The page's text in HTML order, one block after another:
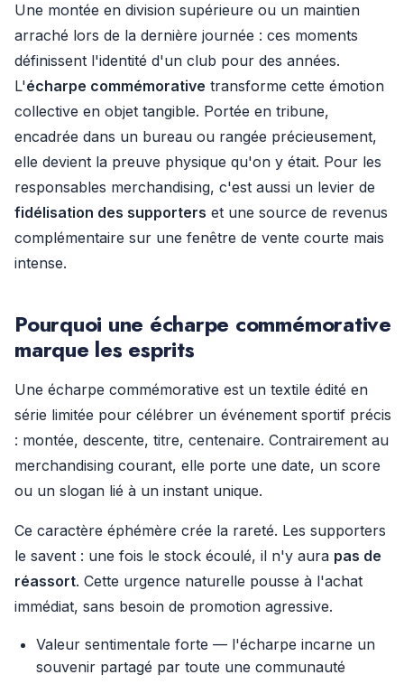
Une montée en division supérieure ou un maintien
arraché lors de la dernière journée : ces moments
définissent l'identité d'un club pour des années.
L'écharpe commémorative transforme cette émotion
collective en objet tangible. Portée en tribune,
encadrée dans un bureau ou rangée précieusement,
elle devient la preuve physique qu'on y était. Pour les
responsables merchandising, c'est aussi un levier de
fidélisation des supporters et une source de revenus
complémentaire sur une fenêtre de vente courte mais
intense.
Pourquoi une écharpe commémorative
marque les esprits
Une écharpe commémorative est un textile édité en
série limitée pour célébrer un événement sportif précis
: montée, descente, titre, centenaire. Contrairement au
merchandising courant, elle porte une date, un score
ou un slogan lié à un instant unique.
Ce caractère éphémère crée la rareté. Les supporters
le savent : une fois le stock écoulé, il n'y aura pas de
réassort. Cette urgence naturelle pousse à l'achat
immédiat, sans besoin de promotion agressive.
Valeur sentimentale forte — l'écharpe incarne un
souvenir partagé par toute une communauté